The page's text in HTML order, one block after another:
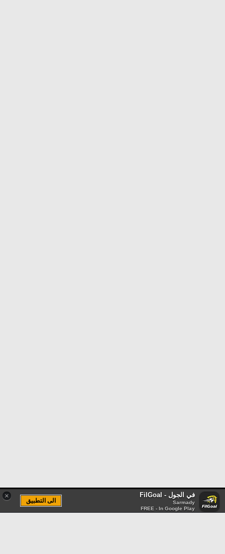
× في الجول - FilGoal
Sarmady
FREE - In Google Play
الى التطبيق